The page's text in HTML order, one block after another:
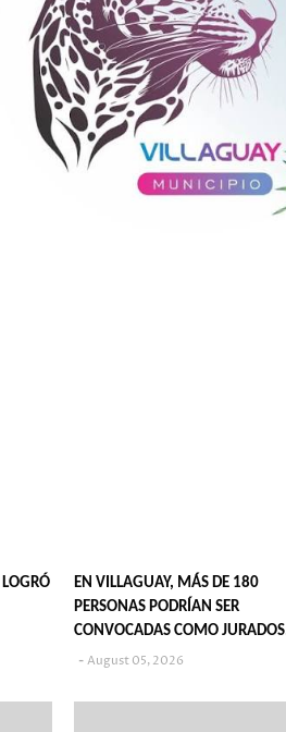
LOGRÓ
EN VILLAGUAY, MÁS DE 180
PERSONAS PODRÍAN SER
CONVOCADAS COMO JURADOS
POPULARES EN 2027
August 05, 2026